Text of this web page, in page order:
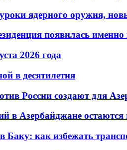
ядерного оружия,
появилась
2026 года
в десятилетия
России создают для
в Азербайджане
Баку: как избежать